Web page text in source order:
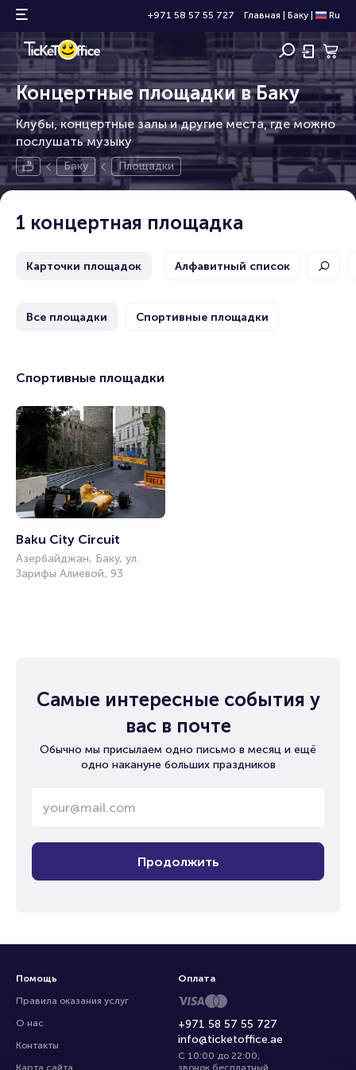
+971 58 57 55 727 Главная Баку Ru
Концертные площадки в Баку
Клубы, концертные залы и другие места, где можно
послушать музыку
Баку Площадки
1 концертная площадка
Карточки площадок Алфавитный список
Все площадки Спортивные площадки
Спортивные площадки
Baku City Circuit
Азербайджан, Баку, ул.
Зарифы Алиевой, 93
Самые интересные события у
вас в почте
Обычно мы присылаем одно письмо в месяц и ещё
одно накануне больших праздников
Продолжить
Помощь
Правила оказания услуг
О нас
Контакты
Карта сайта
+971 58 57 55 727
info@ticketoffice.ae
С 10:00 до 22:00,
звонок бесплатный
Оплата